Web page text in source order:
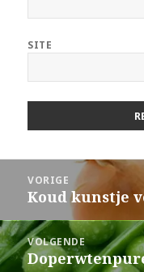
SITE
Berichtnavigatie
VORIGE
Vorig
bericht:
Koud kunstje
VOLGENDE
Volgend